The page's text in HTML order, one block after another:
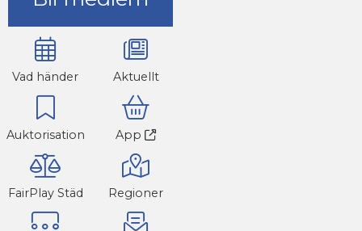
Vad händer Aktuellt
Auktorisation App
FairPlay Städ Regioner